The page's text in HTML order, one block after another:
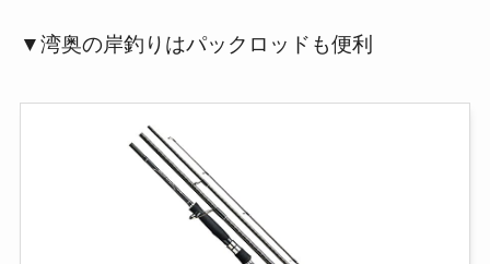
▼湾奥の岸釣りはパックロッドも便利